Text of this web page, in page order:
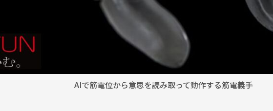
AIで筋電位から意思を読み取って動作する筋電義手